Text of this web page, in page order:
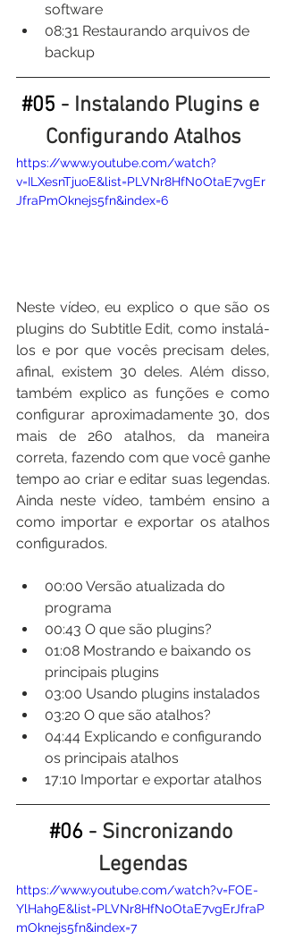
software
08:31​ Restaurando arquivos de
backup
#05 - Instalando Plugins e
Configurando Atalhos
https://www.youtube.com/watch?
v=ILXesnTjuoE&list=PLVNr8HfN0OtaE7vgEr
JfraPmOknejs5fn&index=6
Neste vídeo, eu explico o que são os
plugins do Subtitle Edit, como instalá-
los e por que vocês precisam deles,
afinal, existem 30 deles. Além disso,
também explico as funções e como
configurar aproximadamente 30, dos
mais de 260 atalhos, da maneira
correta, fazendo com que você ganhe
tempo ao criar e editar suas legendas.
Ainda neste vídeo, também ensino a
como importar e exportar os atalhos
configurados.
00:00​ Versão atualizada do
programa
00:43​ O que são plugins?
01:08​ Mostrando e baixando os
principais plugins
03:00​ Usando plugins instalados
03:20​ O que são atalhos?
04:44​ Explicando e configurando
os principais atalhos
17:10​ Importar e exportar atalhos
#06 - Sincronizando
Legendas
https://www.youtube.com/watch?v=FOE-
YlHah9E&list=PLVNr8HfN0OtaE7vgErJfraP
mOknejs5fn&index=7